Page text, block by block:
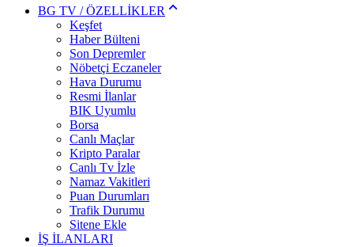
BG TV / ÖZELLİKLER
Keşfet
Haber Bülteni
Son Depremler
Nöbetçi Eczaneler
Hava Durumu
Resmi İlanlar
BIK Uyumlu
Borsa
Canlı Maçlar
Kripto Paralar
Canlı Tv İzle
Namaz Vakitleri
Puan Durumları
Trafik Durumu
Sitene Ekle
İŞ İLANLARI